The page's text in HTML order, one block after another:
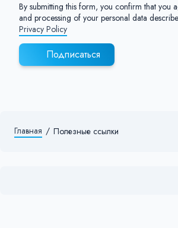
By submitting this form, you confirm that you
and processing of your personal data
Privacy Policy
Подписаться
Главная / Полезные ссылки